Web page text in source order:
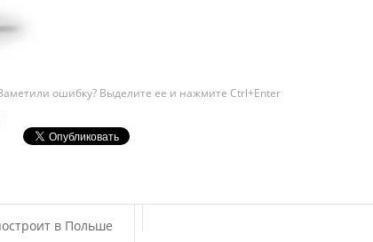
ошибку? Выделите ее и нажмите Ctrl+Enter
в Польше